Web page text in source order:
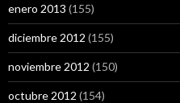
enero 2013 (155)
diciembre 2012 (155)
noviembre 2012 (150)
octubre 2012 (154)